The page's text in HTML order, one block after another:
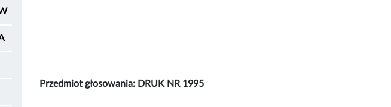
Przedmiot głosowania: DRUK NR 1995